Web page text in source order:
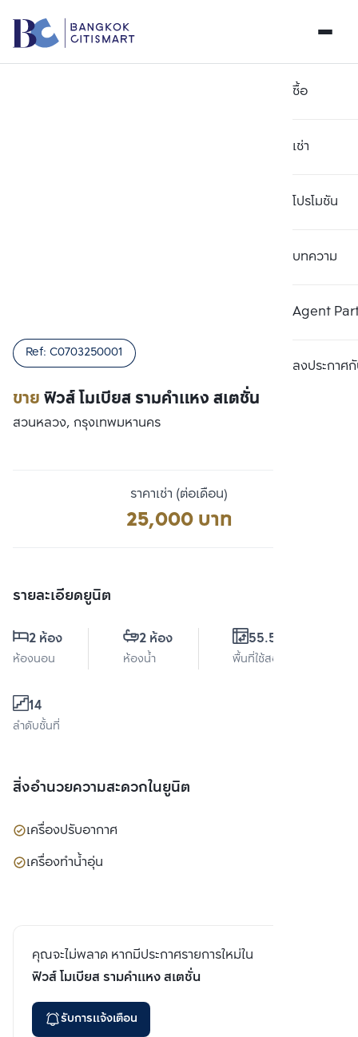
ซื้อ
เช่า
โปรโมชัน
บทความ
Agent
ลงประกาศกั
ขายฟิวส์ โมเบียส รามคำแหง สเตชั่น
Ref: C0703250001
สวนหลวง, กรุงเทพมหานคร
ราคาเช่า (ต่อเดือน)
25,000 บาท
รายละเอียดยูนิต
2 ห้อง
ห้องนอน
2 ห้อง
ห้องน้ำ
55.52 ตร.ม.
พื้นที่ใช้สอย
14
ลำดับชั้นที่
สิ่งอำนวยความสะดวกในยูนิต
เครื่องปรับอากาศ
เครื่องทำน้ำอุ่น
คุณจะไม่พลาด หากมีประกาศรายการใหม่ใน
ฟิวส์ โมเบียส รามคำแหง สเตชั่น
รับการแจ้งเตือน
เปรียบเทียบ